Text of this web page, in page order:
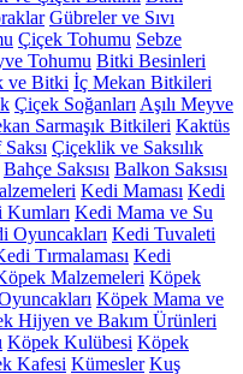
Gübreler ve Sıvı
Çiçek Tohumu Sebze
Tohumu Bitki Besinleri
ve Bitki İç Mekan Bitkileri
Çiçek Soğanları Aşılı Meyve
Sarmaşık Bitkileri Kaktüs
Çiçeklik ve Saksılık
Bahçe Saksısı Balkon Saksısı
Kedi Maması Kedi
Kumları Kedi Mama ve Su
Oyuncakları Kedi Tuvaleti
Tırmalaması Kedi
Malzemeleri Köpek
Köpek Mama ve
Hijyen ve Bakım Ürünleri
Köpek Kulübesi Köpek
Kafesi Kümesler Kuş